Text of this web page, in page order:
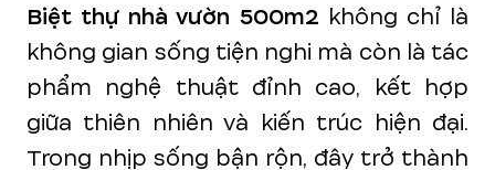
Biệt thự nhà vườn 500m2 không chỉ là
không gian sống tiện nghi mà còn là tác
phẩm nghệ thuật đỉnh cao, kết hợp
giữa thiên nhiên và kiến trúc hiện đại.
Trong nhịp sống bận rộn, đây trở thành